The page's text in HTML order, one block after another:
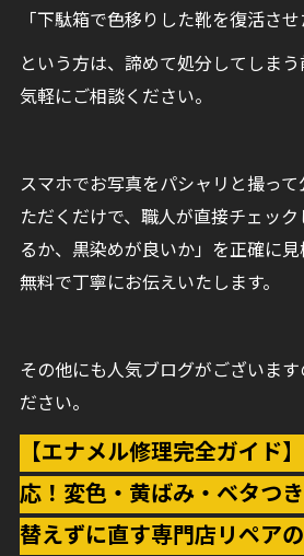
「下駄箱で色移りした靴を復活させ
という方は、諦めて処分してしま
気軽にご相談ください。
スマホでお写真をパシャリと撮って
ただくだけで、職人が直接チェッ
るか、黒染めが良いか」を正確に
無料で丁寧にお伝えいたします。
その他にも人気ブログがございま
ださい。
【エナメル修理完全ガイド
応！変色・黄ばみ・ベタつ
替えずに直す専門店リペア